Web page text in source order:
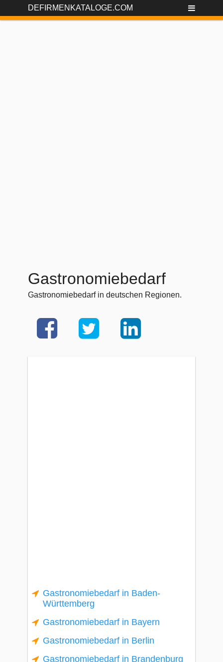
DEFIRMENKATALOGE.COM
Gastronomiebedarf
Gastronomiebedarf in deutschen Regionen.
Gastronomiebedarf in Baden-
Württemberg
Gastronomiebedarf in Bayern
Gastronomiebedarf in Berlin
Gastronomiebedarf in Brandenburg